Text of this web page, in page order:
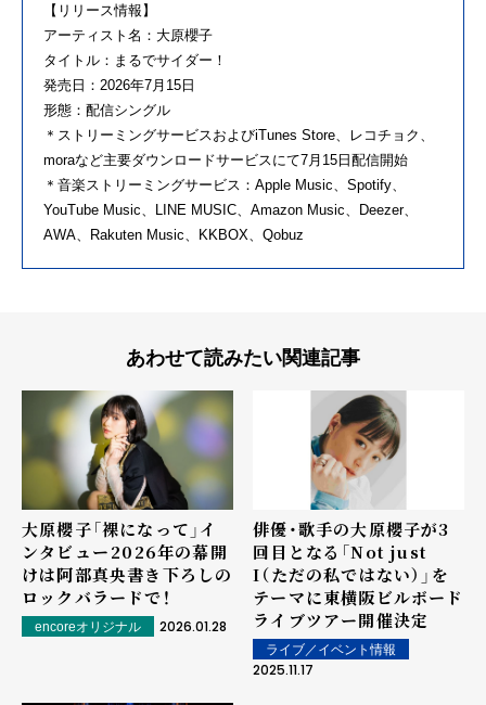
【リリース情報】
アーティスト名：大原櫻子
タイトル：まるでサイダー！
発売日：2026年7月15日
形態：配信シングル
＊ストリーミングサービスおよびiTunes Store、レコチョク、
moraなど主要ダウンロードサービスにて7月15日配信開始
＊音楽ストリーミングサービス：Apple Music、Spotify、
YouTube Music、LINE MUSIC、Amazon Music、Deezer、
AWA、Rakuten Music、KKBOX、Qobuz
あわせて読みたい関連記事
大原櫻子「裸になって」イ
ンタビュー――2026年の幕開
けは阿部真央書き下ろしの
ロックバラードで！
encoreオリジナル 2026.01.28
俳優・歌手の大原櫻子が3
回目となる「Not just
I（ただの私ではない）」を
テーマに東横阪ビルボード
ライブツアー開催決定
ライブ／イベント情報
2025.11.17